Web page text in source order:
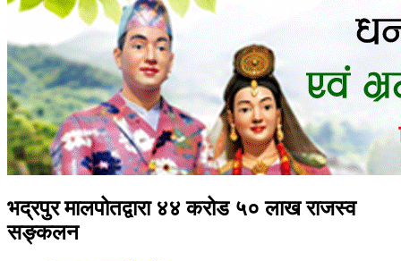
भद्रपुर मालपोतद्वारा ४४ करोड ५० लाख राजस्व
सङ्कलन